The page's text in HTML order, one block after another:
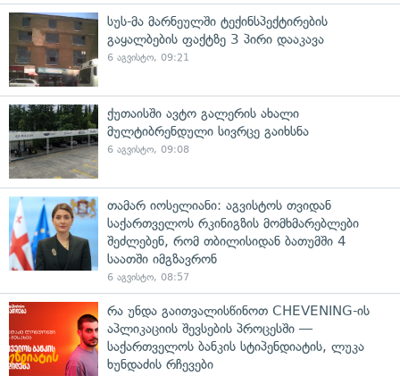
სუს-მა მარნეულში ტექინსპექტირების
გაყალბების ფაქტზე 3 პირი დააკავა
6 აგვისტო, 09:21
ქუთაისში ავტო გალერის ახალი
მულტიბრენდული სივრცე გაიხსნა
6 აგვისტო, 09:08
თამარ იოსელიანი: აგვისტოს თვიდან
საქართველოს რკინიგზის მომხმარებლები
შეძლებენ, რომ თბილისიდან ბათუმში 4
საათში იმგზავრონ
6 აგვისტო, 08:57
რა უნდა გაითვალისწინოთ CHEVENING-ის
აპლიკაციის შევსების პროცესში —
საქართველოს ბანკის სტიპენდიატის, ლუკა
ხუნდაძის რჩევები